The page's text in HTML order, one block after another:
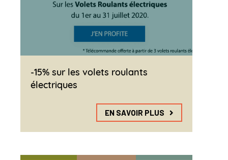
-15% sur les volets roulants
électriques
EN SAVOIR PLUS